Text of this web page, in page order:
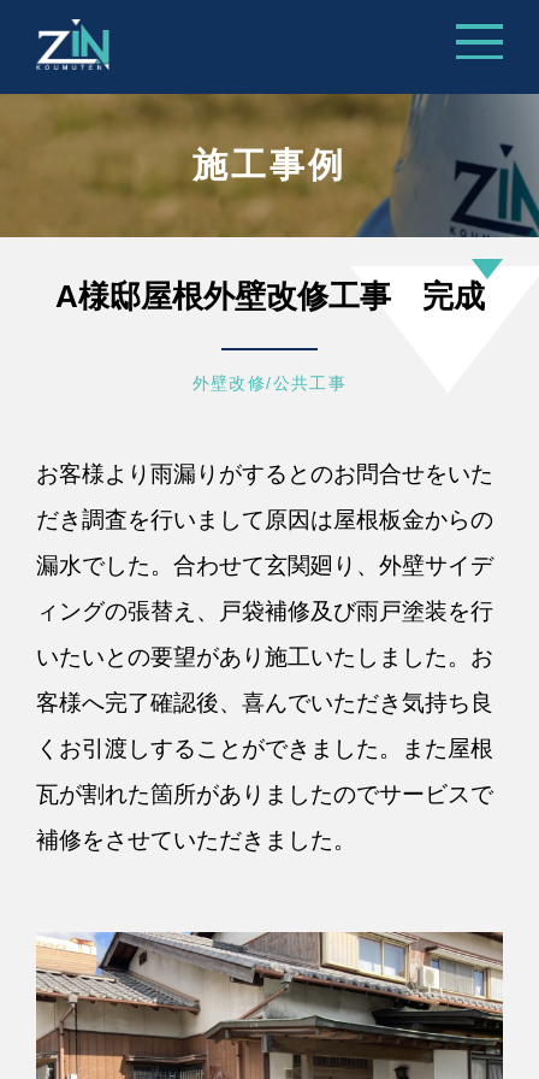
施工事例
A様邸屋根外壁改修工事 完成
外壁改修/公共工事
お客様より雨漏りがするとのお問合せをいた
だき調査を行いまして原因は屋根板金からの
漏水でした。合わせて玄関廻り、外壁サイデ
ィングの張替え、戸袋補修及び雨戸塗装を行
いたいとの要望があり施工いたしました。お
客様へ完了確認後、喜んでいただき気持ち良
くお引渡しすることができました。また屋根
瓦が割れた箇所がありましたのでサービスで
補修をさせていただきました。